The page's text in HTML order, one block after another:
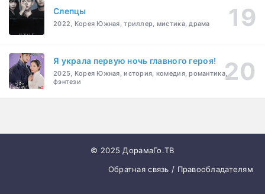
Слепцы
2022, Корея Южная, триллер, мистика, драма
Я украла первую ночь главного героя!
2025, Корея Южная, история, комедия, романтика,
фэнтези
© 2025 ДорамаГо.ТВ
Обратная связь / Правообладателям